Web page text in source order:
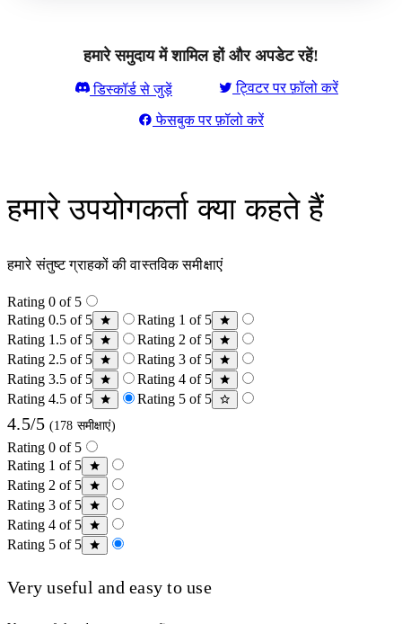
हमारे समुदाय में शामिल हों और अपडेट रहें!
डिस्कॉर्ड से जुड़ें ट्विटर पर फ़ॉलो करें
फेसबुक पर फ़ॉलो करें
हमारे उपयोगकर्ता क्या कहते हैं
हमारे संतुष्ट ग्राहकों की वास्तविक समीक्षाएं
Rating 0 of 5
Rating 0.5 of 5
Rating 1 of 5
Rating 1.5 of 5
Rating 2 of 5
Rating 2.5 of 5
Rating 3 of 5
Rating 3.5 of 5
Rating 4 of 5
Rating 4.5 of 5
Rating 5 of 5
4.5/5 (178 समीक्षाएं)
Rating 0 of 5
Rating 1 of 5
Rating 2 of 5
Rating 3 of 5
Rating 4 of 5
Rating 5 of 5
Very useful and easy to use